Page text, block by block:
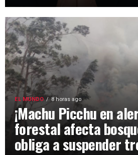
EL MUNDO 8 horas ago
¡Machu Picchu en
forestal afecta
obliga a suspender